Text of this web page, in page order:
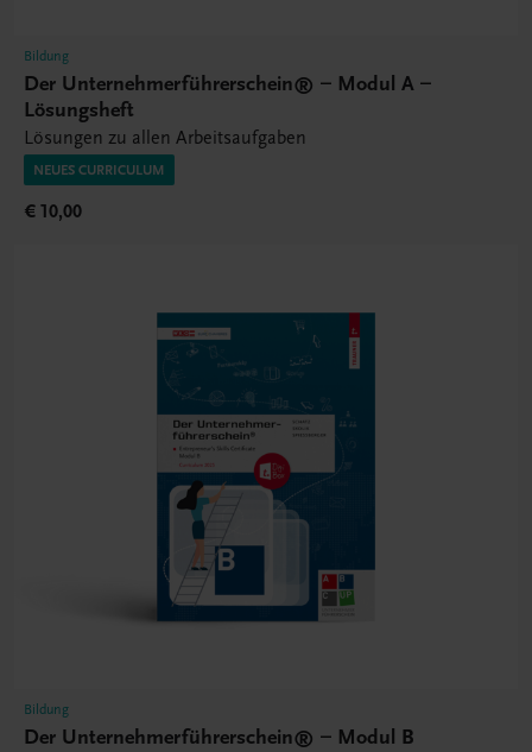
Bildung
Der Unternehmerführerschein® – Modul A –
Lösungsheft
Lösungen zu allen Arbeitsaufgaben
NEUES CURRICULUM
€ 10,00
Bildung
Der Unternehmerführerschein® – Modul B